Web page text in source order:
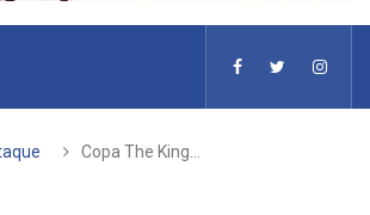
Copa The King…